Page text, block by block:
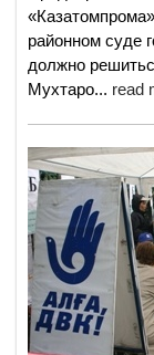
районном суде
должно
Мухтаро... read